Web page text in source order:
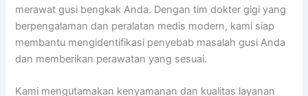
merawat gusi bengkak Anda. Dengan tim dokter gigi yang
berpengalaman dan peralatan medis modern, kami siap
membantu mengidentifikasi penyebab masalah gusi Anda
dan memberikan perawatan yang sesuai.
Kami mengutamakan kenyamanan dan kualitas layanan